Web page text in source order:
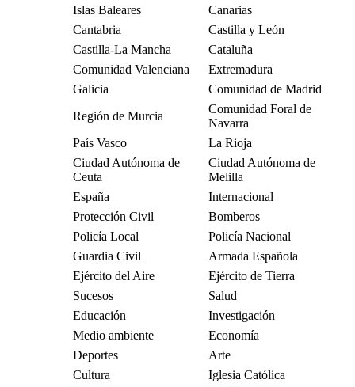
Islas Baleares
Canarias
Cantabria
Castilla y León
Castilla-La Mancha
Cataluña
Comunidad Valenciana
Extremadura
Galicia
Comunidad de Madrid
Región de Murcia
Comunidad Foral de
Navarra
País Vasco
La Rioja
Ciudad Autónoma de
Ceuta
Ciudad Autónoma de
Melilla
España
Internacional
Protección Civil
Bomberos
Policía Local
Policía Nacional
Guardia Civil
Armada Española
Ejército del Aire
Ejército de Tierra
Sucesos
Salud
Educación
Investigación
Medio ambiente
Economía
Deportes
Arte
Cultura
Iglesia Católica